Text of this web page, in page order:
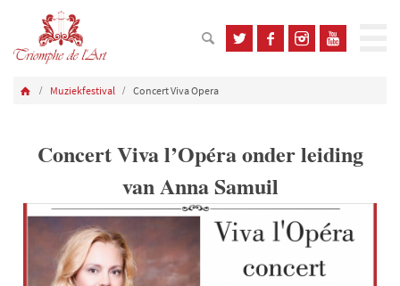
Muziekfestival Concert Viva Opera
Concert Viva l’Opéra onder leiding
van Anna Samuil